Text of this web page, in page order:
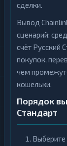
сделки.
Вывод
сценарий:
счёт Русский
покупок,
чем
кошельки.
Порядок
Стандарт
Выберите